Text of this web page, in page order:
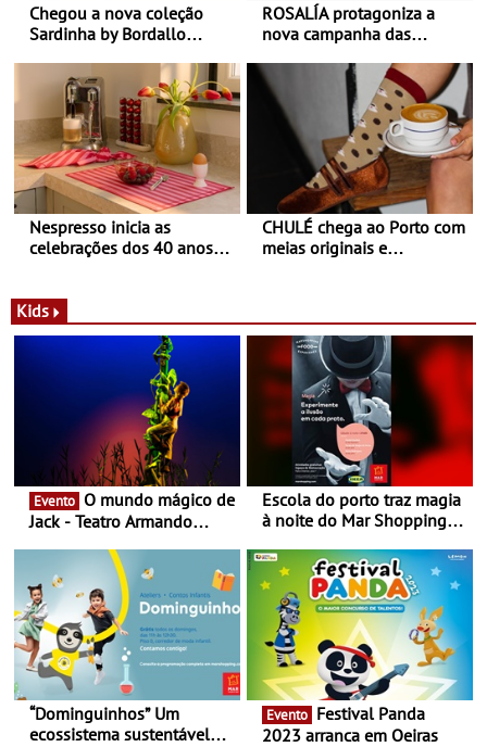
Chegou a nova coleção
Sardinha by Bordallo
ROSALÍA protagoniza a
nova campanha das
Balance
Nespresso inicia as
celebrações dos 40 anos
Novas - Edição limitada
Nespresso x Torres Novas
CHULÉ chega ao Porto com
meias originais e
Shopping
Kids
Evento
Jack - Teatro Armando
Escola do porto traz magia
à noite do Mar Shopping
29 de abril, às 21h00
“Dominguinhos” Um
ecossistema sustentável
Evento
2023 arranca em Oeiras